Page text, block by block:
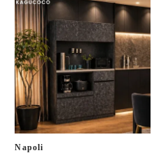
Napoli